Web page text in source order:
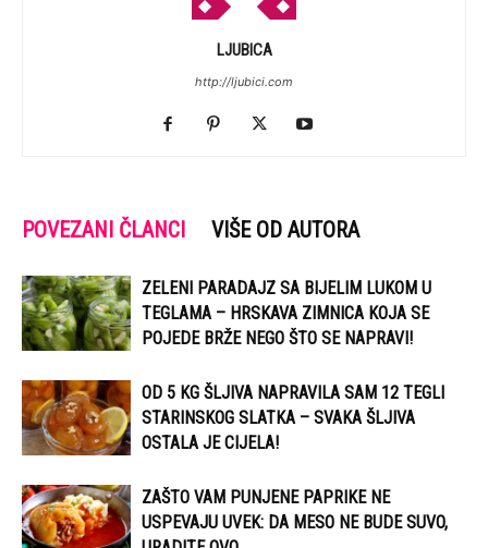
LJUBICA
http://ljubici.com
POVEZANI ČLANCI VIŠE OD AUTORA
ZELENI PARADAJZ SA BIJELIM LUKOM U
TEGLAMA – HRSKAVA ZIMNICA KOJA SE
POJEDE BRŽE NEGO ŠTO SE NAPRAVI!
OD 5 KG ŠLJIVA NAPRAVILA SAM 12 TEGLI
STARINSKOG SLATKA – SVAKA ŠLJIVA
OSTALA JE CIJELA!
ZAŠTO VAM PUNJENE PAPRIKE NE
USPEVAJU UVEK: DA MESO NE BUDE SUVO,